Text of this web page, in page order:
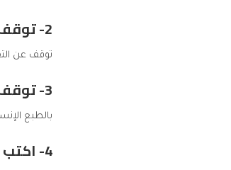
2- توقف عن الأفكار السلبية
توقف عن
3- توقف عن المثالية
بالطبع
4- اكتب إنجازات